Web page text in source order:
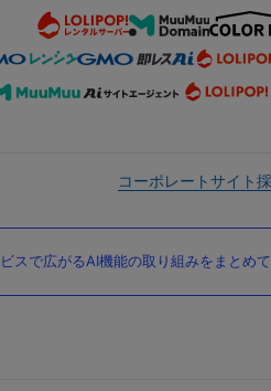
コーポレートサイト
で広がるAI機能の取り組みをまとめて